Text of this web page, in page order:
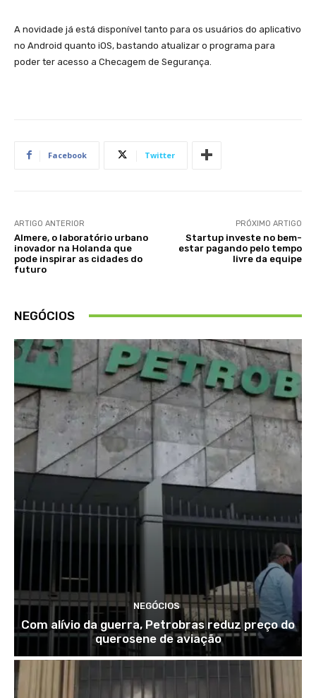
A novidade já está disponível tanto para os usuários do aplicativo
no Android quanto iOS, bastando atualizar o programa para
poder ter acesso a Checagem de Segurança.
Facebook Twitter
ARTIGO ANTERIOR
Almere, o laboratório urbano
inovador na Holanda que
pode inspirar as cidades do
futuro
PRÓXIMO ARTIGO
Startup investe no bem-
estar pagando pelo tempo
livre da equipe
NEGÓCIOS
NEGÓCIOS
Com alívio da guerra, Petrobras reduz preço do
querosene de aviação